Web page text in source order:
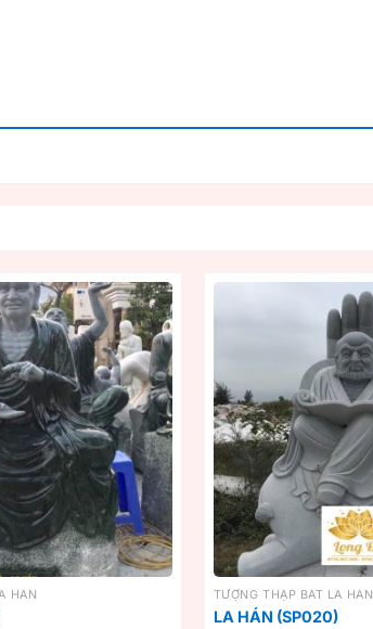
HÁN TƯỢNG THẬP BÁT LA HÁN
LA HÁN (SP020)